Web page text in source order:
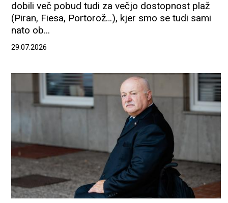
dobili več pobud tudi za večjo dostopnost plaž
(Piran, Fiesa, Portorož…), kjer smo se tudi sami
nato ob...
29.07.2026